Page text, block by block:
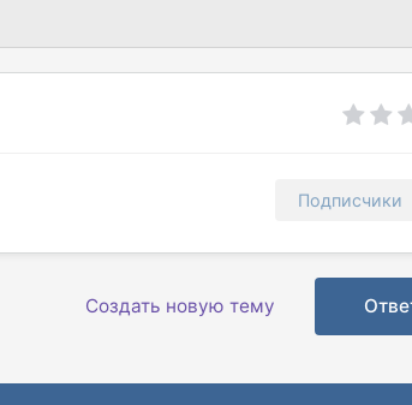
Подписчики
Создать новую тему